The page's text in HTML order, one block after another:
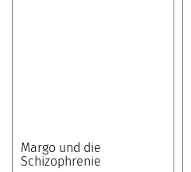
Margo und die
Schizophrenie